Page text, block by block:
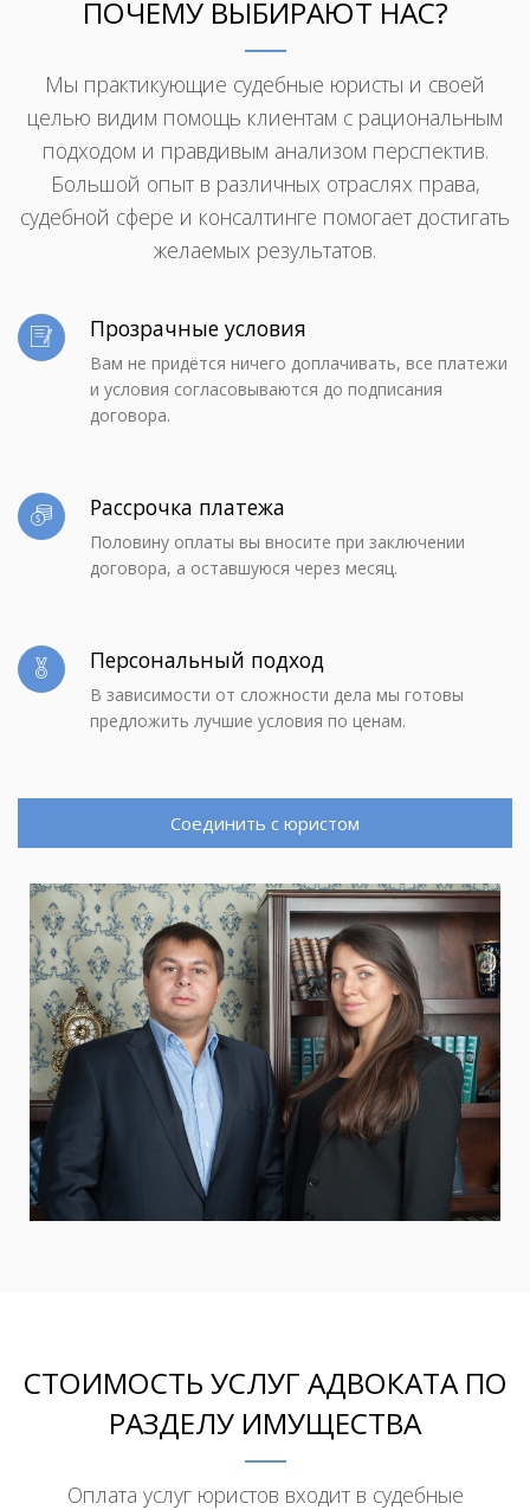
ПОЧЕМУ ВЫБИРАЮТ НАС?
Мы практикующие судебные юристы и своей
целью видим помощь клиентам с рациональным
подходом и правдивым анализом перспектив.
Большой опыт в различных отраслях права,
судебной сфере и консалтинге помогает достигать
желаемых результатов.
Прозрачные условия
Вам не придётся ничего доплачивать, все платежи
и условия согласовываются до подписания
договора.
Рассрочка платежа
Половину оплаты вы вносите при заключении
договора, а оставшуюся через месяц.
Персональный подход
В зависимости от сложности дела мы готовы
предложить лучшие условия по ценам.
Соединить с юристом
СТОИМОСТЬ УСЛУГ АДВОКАТА ПО
РАЗДЕЛУ ИМУЩЕСТВА
Оплата услуг юристов входит в судебные